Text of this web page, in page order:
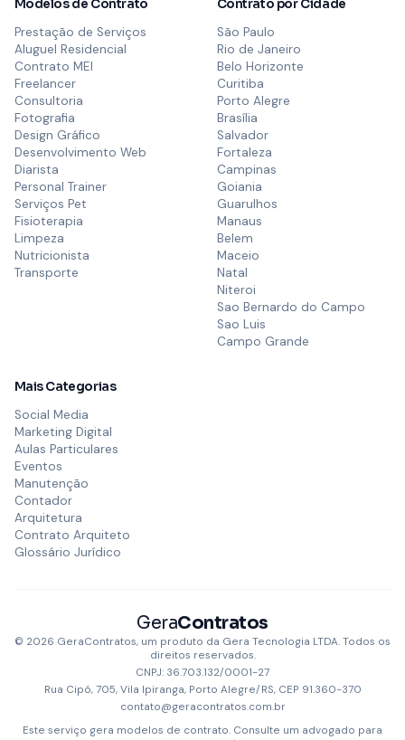
Modelos de Contrato
Prestação de Serviços
Aluguel Residencial
Contrato MEI
Freelancer
Consultoria
Fotografia
Design Gráfico
Desenvolvimento Web
Diarista
Personal Trainer
Serviços Pet
Fisioterapia
Limpeza
Nutricionista
Transporte
Contrato por Cidade
São Paulo
Rio de Janeiro
Belo Horizonte
Curitiba
Porto Alegre
Brasília
Salvador
Fortaleza
Campinas
Goiania
Guarulhos
Manaus
Belem
Maceio
Natal
Niteroi
Sao Bernardo do Campo
Sao Luis
Campo Grande
Mais Categorias
Social Media
Marketing Digital
Aulas Particulares
Eventos
Manutenção
Contador
Arquitetura
Contrato Arquiteto
Glossário Jurídico
GeraContratos
© 2026 GeraContratos, um produto da Gera Tecnologia LTDA. Todos os
direitos reservados.
CNPJ: 36.703.132/0001-27
Rua Cipó, 705, Vila Ipiranga, Porto Alegre/RS, CEP 91.360-370
contato@geracontratos.com.br
Este serviço gera modelos de contrato. Consulte um advogado para